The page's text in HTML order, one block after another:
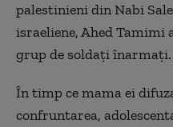
palestinieni din Nabi
israeliene, Ahed
grup de soldați înarmați.
În timp ce mama ei
confruntarea,